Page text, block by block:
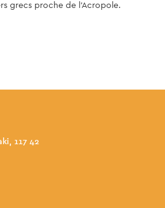
grecs proche de l'Acropole.
117 42